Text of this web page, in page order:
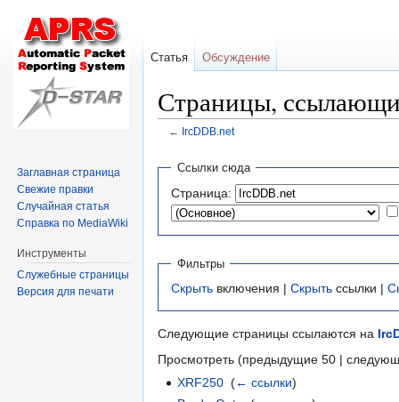
Страницы,
← IrcDDB.net
Перейти
навигации
Перейти
поиску
Ссылки сюда
Страница:
Фильтры
Скрыть включения | Скрыть ссылки |
Следующие страницы ссылаются на
Просмотреть (предыдущие 50 |
XRF250 ‎(← ссылки)
Статья Обсуждение
Заглавная страница
Свежие правки
Случайная статья
Справка по MediaWiki
Инструменты
Служебные страницы
Версия для печати